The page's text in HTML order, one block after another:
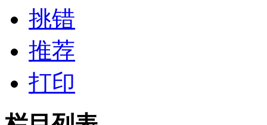
挑错
推荐
打印